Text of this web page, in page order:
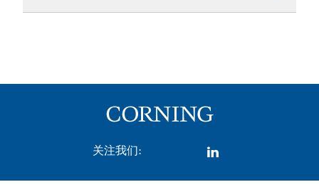
关注我们: